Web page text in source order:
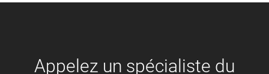
Appelez un spécialiste du